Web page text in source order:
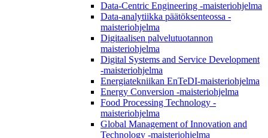
Data-Centric Engineering -maisteriohjelma
Data-analytiikka päätöksenteossa -
maisteriohjelma
Digitaalisen palvelutuotannon
maisteriohjelma
Digital Systems and Service Development
-maisteriohjelma
Energiatekniikan EnTeDI-maisteriohjelma
Energy Conversion -maisteriohjelma
Food Processing Technology -
maisteriohjelma
Global Management of Innovation and
Technology -maisteriohjelma